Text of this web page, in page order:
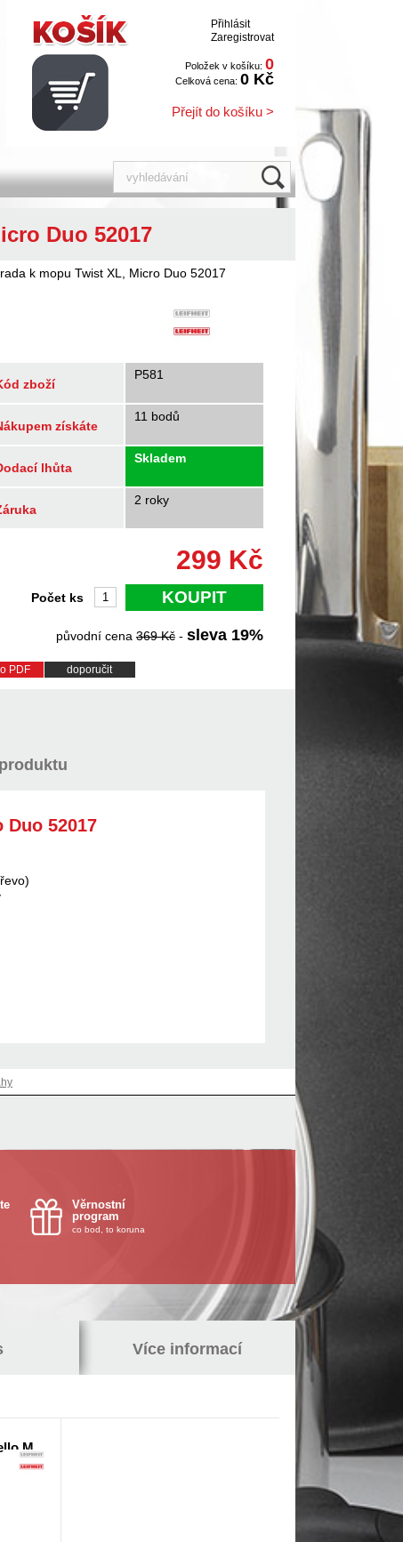
Přihlásit
Zaregistrovat
Položek v košíku: 0
Celková cena: 0 Kč
Přejít do košíku >
Duo 52017
k mopu Twist XL, Micro Duo 52017
zboží
P581
získáte
11 bodů
lhůta
Skladem
2 roky
299 Kč
KOUPIT
Počet ks
původní cena 369Kč - sleva 19%
PDF doporučit
52017
Věrnostní
program
co bod, to koruna
Více informací
M